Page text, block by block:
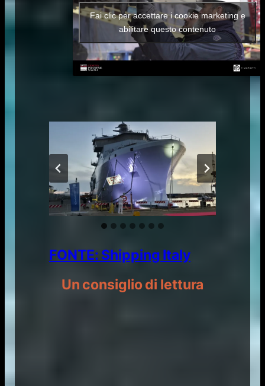
Fai clic per accettare i cookie marketing e
abilitare questo contenuto
FONTE: Shipping Italy
Un consiglio di lettura